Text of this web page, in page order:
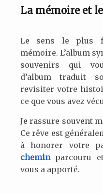
La mémoire et
Le sens le plus
mémoire. L’album
souvenirs qui
d’album traduit
revisiter votre
ce que vous avez
Je rassure souvent
Ce rêve est
à honorer votre
cheminparcouru
vous a apporté.